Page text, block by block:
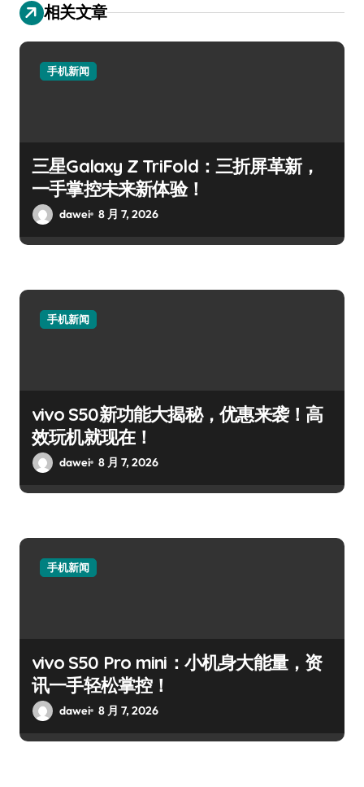
相关文章
手机新闻
三星Galaxy Z TriFold：三折屏革新，
一手掌控未来新体验！
dawei 8 月 7, 2026
手机新闻
vivo S50新功能大揭秘，优惠来袭！高
效玩机就现在！
dawei 8 月 7, 2026
手机新闻
vivo S50 Pro mini：小机身大能量，资
讯一手轻松掌控！
dawei 8 月 7, 2026